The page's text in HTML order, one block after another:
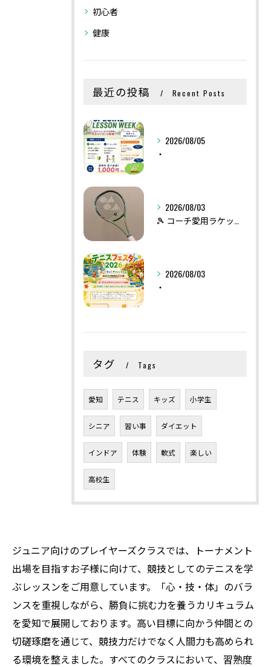
初心者
健康
最近の投稿 Recent Posts
2026/08/05
・
2026/08/03
2026/08/03
・
タグ Tags
愛知 テニス キッズ 小学生
シニア 習い事 ダイエット
インドア 体験 軟式 楽しい
高校生
ジュニア向けのプレイヤーズクラスでは、トーナメント
出場を目指すお子様に向けて、競技としてのテニスを学
ぶレッスンをご用意しています。「心・技・体」のバラ
ンスを重視しながら、勝負に挑む力を養うカリキュラム
を愛知で展開しております。高い目標に向かう仲間との
切磋琢磨を通じて、競技力だけでなく人間力も高められ
る環境を整えました。すべてのクラスにおいて、習熟度